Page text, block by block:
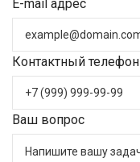
E-mail адрес
Контактный телефон
Ваш вопрос